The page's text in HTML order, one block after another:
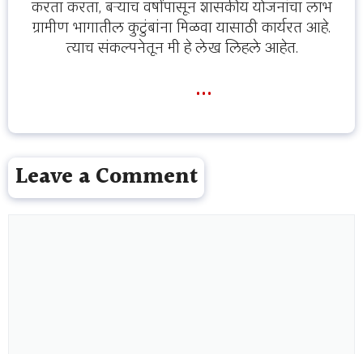
करता करता, बऱ्याच वर्षांपासून शासकीय योजनांचा लाभ
ग्रामीण भागातील कुटुंबांना मिळवा यासाठी कार्यरत आहे.
त्याच संकल्पनेतून मी हे लेख लिहले आहेत.
...
Leave a Comment